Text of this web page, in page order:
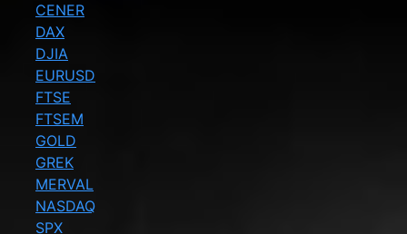
CENER
DAX
DJIA
EURUSD
FTSE
FTSEM
GOLD
GREK
MERVAL
NASDAQ
SPX